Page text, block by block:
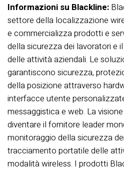
Informazioni su Blackline:
settore della localizzazione
e commercializza prodotti e
della sicurezza dei lavoratori e
delle attività aziendali. Le
garantiscono sicurezza,
della posizione attraverso
interfacce utente
messaggistica e web. La
diventare il fornitore leader
monitoraggio della sicurezza
tracciamento portatile delle
modalità wireless. I prodotti